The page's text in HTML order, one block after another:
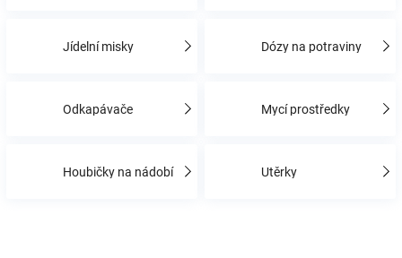
oblečení
Jídelní misky Dózy na potraviny
Odkapávače Mycí prostředky
Houbičky na nádobí Utěrky